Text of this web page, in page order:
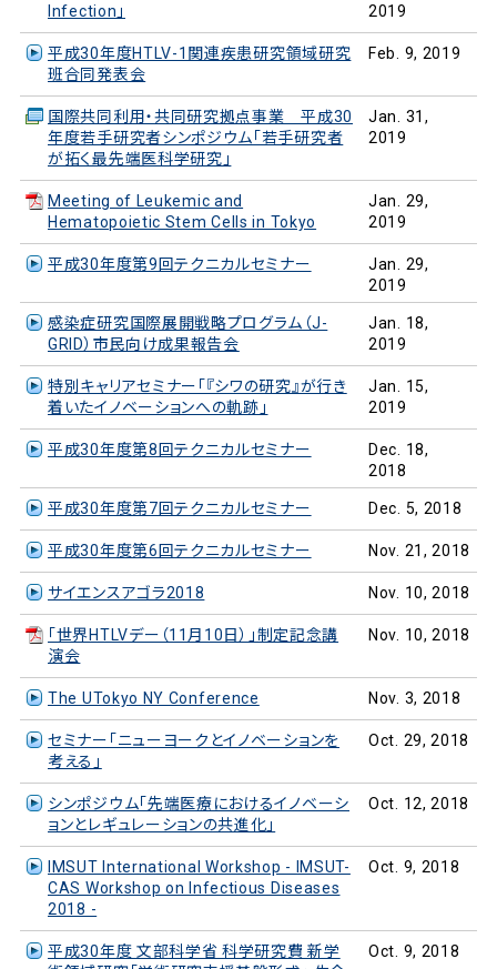
Infection」
2019
平成30年度HTLV-1関連疾患研究領域研究
班合同発表会
Feb. 9, 2019
国際共同利用・共同研究拠点事業 平成30
年度若手研究者シンポジウム「若手研究者
が拓く最先端医科学研究」
Jan. 31,
2019
Meeting of Leukemic and
Hematopoietic Stem Cells in Tokyo
Jan. 29,
2019
平成30年度第9回テクニカルセミナー
Jan. 29,
2019
感染症研究国際展開戦略プログラム（J-
GRID）市民向け成果報告会
Jan. 18,
2019
特別キャリアセミナー「『シワの研究』が⾏き
着いたイノベーションへの軌跡」
Jan. 15,
2019
平成30年度第8回テクニカルセミナー
Dec. 18,
2018
平成30年度第7回テクニカルセミナー Dec. 5, 2018
平成30年度第6回テクニカルセミナー Nov. 21, 2018
サイエンスアゴラ2018 Nov. 10, 2018
「世界HTLVデー（11月10日）」制定記念講
演会
Nov. 10, 2018
The UTokyo NY Conference Nov. 3, 2018
セミナー「ニューヨークとイノベーションを
考える」
Oct. 29, 2018
シンポジウム「先端医療におけるイノベーシ
ョンとレギュレーションの共進化」
Oct. 12, 2018
IMSUT International Workshop - IMSUT-
CAS Workshop on Infectious Diseases
2018 -
Oct. 9, 2018
平成30年度 文部科学省 科学研究費 新学
Oct. 9, 2018